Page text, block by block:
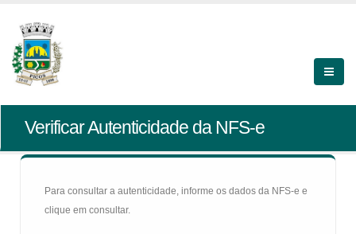
Verificar Autenticidade da NFS-e
Para consultar a autenticidade, informe os dados da NFS-e e
clique em consultar.